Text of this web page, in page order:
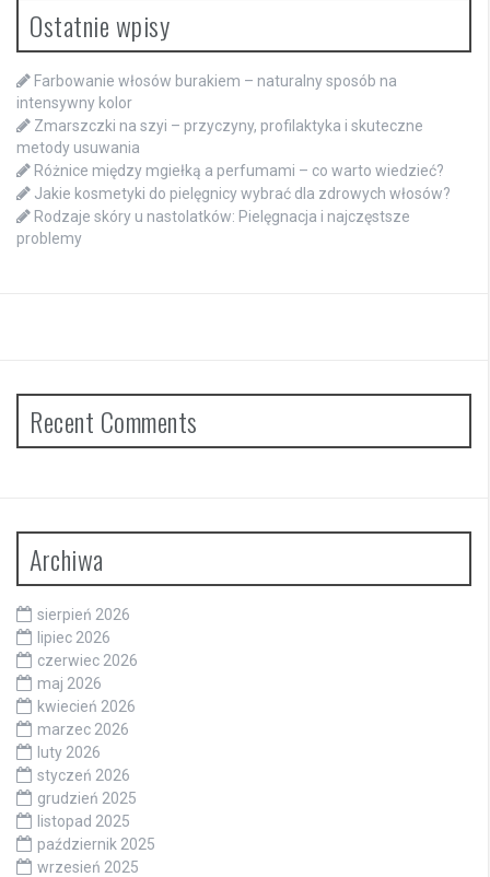
Ostatnie wpisy
Farbowanie włosów burakiem – naturalny sposób na
intensywny kolor
Zmarszczki na szyi – przyczyny, profilaktyka i skuteczne
metody usuwania
Różnice między mgiełką a perfumami – co warto wiedzieć?
Jakie kosmetyki do pielęgnicy wybrać dla zdrowych włosów?
Rodzaje skóry u nastolatków: Pielęgnacja i najczęstsze
problemy
Recent Comments
Archiwa
sierpień 2026
lipiec 2026
czerwiec 2026
maj 2026
kwiecień 2026
marzec 2026
luty 2026
styczeń 2026
grudzień 2025
listopad 2025
październik 2025
wrzesień 2025